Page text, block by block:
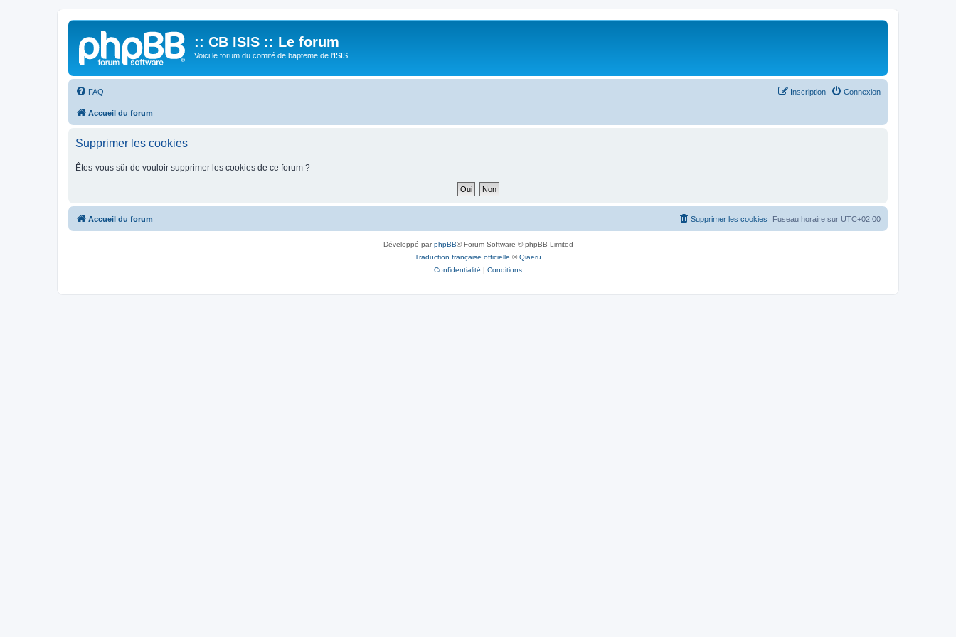
:: CB ISIS :: Le forum
Voici le forum du comité de bapteme de l'ISIS
FAQ Connexion
Inscription
Accueil du forum
Supprimer les cookies
Êtes-vous sûr de vouloir supprimer les cookies de ce forum ?
Accueil du forum Fuseau horaire sur UTC+02:00
Supprimer les cookies
Développé parphpBB® Forum Software © phpBB Limited
Traduction française officielle ©Qiaeru
Confidentialité | Conditions